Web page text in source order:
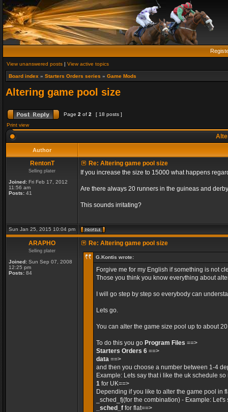
View unanswered posts | View active topics
Board index » Starters Orders series » Game Mods
Altering game pool size
Page 2 of 2
[ 18 posts ]
Print view
Author
RentonT
Selling plater
Joined: Fri Feb 17, 2012
11:56 am
Posts: 41
Re: Altering game pool size
If you increase the size to 15000 what happens
Are there always 20 runners in the guineas and
This sounds irritating?
Sun Jan 25, 2015 10:04 pm
ARAPHO
Selling plater
Joined: Sun Sep 07, 2008
12:25 pm
Posts: 84
Re: Altering game pool size
G.Kontis wrote:
Forgive me for my English if something is not
Those you think you know everything about
I will go step by step so everybody can
Lets go.
You can alter the game size pool up to about
To do this you go Program Files ==>
Starters Orders 6 ==>
data ==>
and then you choose a number between 1-4
Example: Lets say that i like the uk schedule so
1 for UK==>
Depending if you like to alter the game pool in
_sched_fj(for the combination) - Example:
_sched_f for flat==>